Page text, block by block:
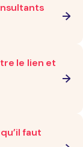
le lien et
faut